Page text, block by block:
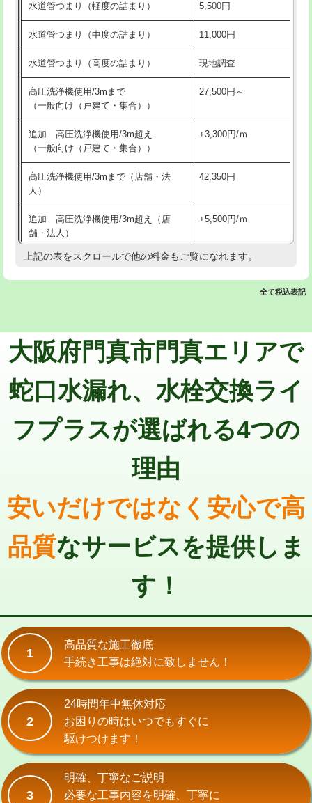
洗面台設置 38,500円
化粧台設置 22,000円
追加人工 16,500円
廃棄・処分 現場見積
※給水管工事は20mmまでの価格です。
交換・取付(排水栓・排水トラップ
22,000円+材料費
持込商品取付（混合水栓）
持込商品取付（浄水器・分岐水栓） 16,500円
業）
排水管工事（追加 排水管工事/3ｍ超
え）
マス交換（土の掘削・埋め戻し作業） 11,000円~
マス交換（深さ50㎝以上） 66,000円
コンクリート斫り（厚さ10㎝超え） 38,500円
モルタル補修（厚さ10㎝まで） 27,500円
廃棄・処分 現場見積
水道管つまり（軽度の詰まり） 5,500円
水道管つまり（中度の詰まり） 11,000円
水道管つまり（高度の詰まり） 現地調査
高圧洗浄機使用/3mまで
（一般向け（戸建て・集合））
27,500円～
追加 高圧洗浄機使用/3m超え
（一般向け（戸建て・集合））
+3,300円/ｍ
高圧洗浄機使用/3mまで（店舗・法
人）
42,350円
追加 高圧洗浄機使用/3m超え（店
舗・法人）
+5,500円/ｍ
高度高圧洗浄換 現地調査
追加トーラー機使用/3m超え +3,300円
カメラ調査 33,000円
桝清掃 8,800円
止水・漏水調査・防水処理・清掃・修
11,000円
止水・漏水調査・防水処理・清掃・修
止水・漏水調査・防水処理・清掃・修
理・調整・分解・加工など（重作業）
33,000円
その他部品の脱着 8,800円～
交換・取付(単水栓（壁付・デッキ
式）)
13,200円+材料費
交換・取付(混合水栓（壁付・デッキ
式・ワンホール）)
16,500円+材料費
交換・取付(排水栓・排水トラップ
（P/S/ポップアップ））
交換・取付（その他部品）
持込商品取付（単水栓）
上記の表をスクロールで他の料金もご覧になれます。
全て税込表記
大阪府門真市門真エリアで
蛇口水漏れ、水栓交換ライ
フプラスが選ばれる4つの
理由
安いだけではなく安心で高
品質なサービスを提供しま
す！
1
高品質な施工徹底
手続き工事は絶対に致しません！
2
24時間年中無休対応
お困りの時はいつでもすぐに
駆けつけます！
3
明確、丁寧なご説明
必要な工事内容を明確、丁寧に